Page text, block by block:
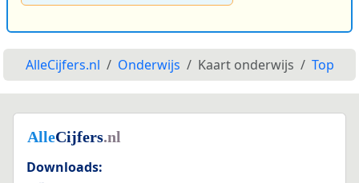
AlleCijfers.nl Onderwijs Kaart onderwijs Top
Downloads: